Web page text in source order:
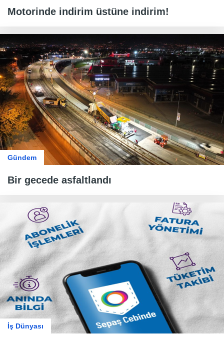
Motorinde indirim üstüne indirim!
Gündem
Bir gecede asfaltlandı
İş Dünyası